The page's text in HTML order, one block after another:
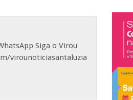
Siga o Virou
virounoticiasantaluzia